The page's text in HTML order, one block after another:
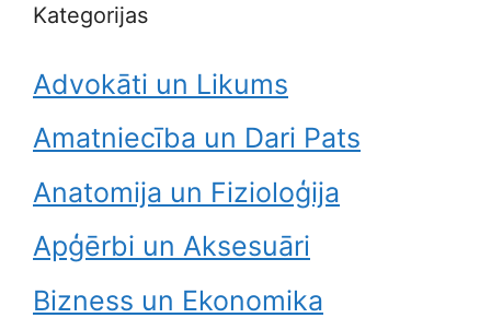
Kategorijas
Advokāti un Likums
Amatniecība un Dari Pats
Anatomija un Fizioloģija
Apģērbi un Aksesuāri
Bizness un Ekonomika